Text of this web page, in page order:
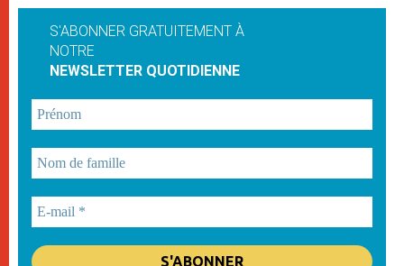
S'ABONNER GRATUITEMENT À
NOTRE
NEWSLETTER QUOTIDIENNE